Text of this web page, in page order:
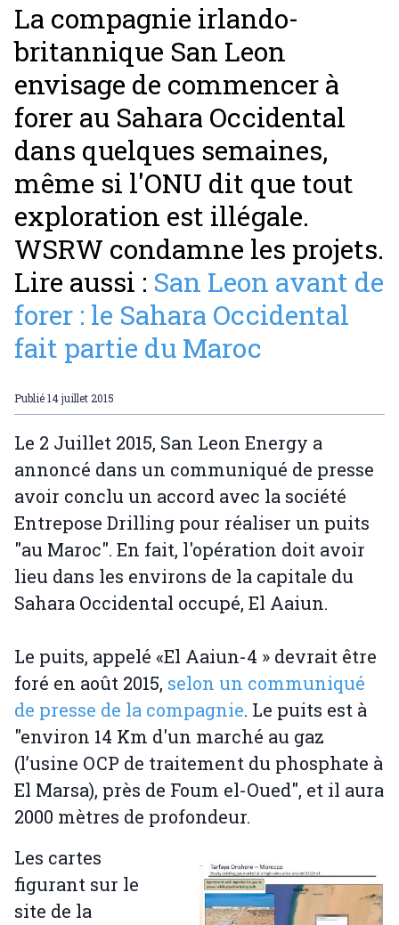
La compagnie irlando-
britannique San Leon
envisage de commencer à
forer au Sahara Occidental
dans quelques semaines,
même si l'ONU dit que tout
exploration est illégale.
WSRW condamne les projets.
Lire aussi : San Leon avant de
forer : le Sahara Occidental
fait partie du Maroc
Publié14 juillet 2015
Le 2 Juillet 2015, San Leon Energy a
annoncé dans un communiqué de presse
avoir conclu un accord avec la société
Entrepose Drilling pour réaliser un puits
"au Maroc". En fait, l'opération doit avoir
lieu dans les environs de la capitale du
Sahara Occidental occupé, El Aaiun.
Le puits, appelé «El Aaiun-4 » devrait être
foré en août 2015, selon un communiqué
de presse de la compagnie. Le puits est à
"environ 14 Km d'un marché au gaz
(l’usine OCP de traitement du phosphate à
El Marsa), près de Foum el-Oued", et il aura
2000 mètres de profondeur.
Les cartes
figurant sur le
site de la